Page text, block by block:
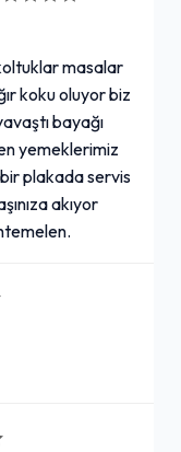
masalar
koku oluyor biz
bayağı
yemeklerimiz
plakada servis
akıyor